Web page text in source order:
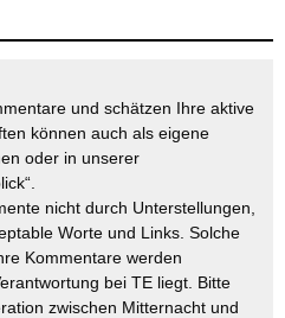
und schätzen Ihre aktive
können auch als eigene
oder in unserer
nicht durch Unterstellungen,
Worte und Links. Solche
Kommentare werden
bei TE liegt. Bitte
zwischen Mitternacht und